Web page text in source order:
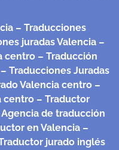
– Traducciones
juradas Valencia –
centro – Traducción
– Traducciones Juradas
Valencia centro –
centro – Traductor
Agencia de traducción
en Valencia –
jurado inglés